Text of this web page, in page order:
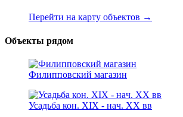
Перейти на карту объектов →
Объекты рядом
Филипповский магазин
Усадьба кон. XIX - нaч. XX вв